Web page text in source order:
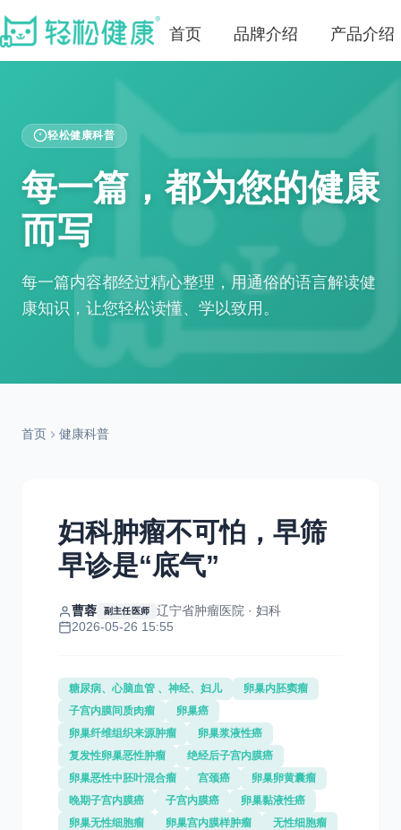
首页 品牌介绍 产品介绍
轻松健康科普
每一篇，都为您的健康
而写
每一篇内容都经过精心整理，用通俗的语言解读健
康知识，让您轻松读懂、学以致用。
首页 健康科普
妇科肿瘤不可怕，早筛
早诊是“底气”
曹蓉 副主任医师
辽宁省肿瘤医院 · 妇科
2026-05-26 15:55
糖尿病、心脑血管 、神经、妇儿
卵巢内胚窦瘤
子宫内膜间质肉瘤
卵巢癌
卵巢纤维组织来源肿瘤
卵巢浆液性癌
复发性卵巢恶性肿瘤
绝经后子宫内膜癌
卵巢恶性中胚叶混合瘤
宫颈癌
卵巢卵黄囊瘤
晚期子宫内膜癌
子宫内膜癌
卵巢黏液性癌
卵巢无性细胞瘤
卵巢宫内膜样肿瘤
无性细胞瘤